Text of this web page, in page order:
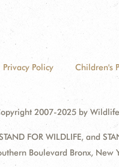
Privacy Policy Children's
2007-2025 by
FOR WILDLIFE, and
Boulevard Bronx, New